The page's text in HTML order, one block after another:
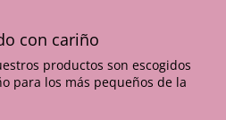
con cariño
productos son escogidos
para los más pequeños de la